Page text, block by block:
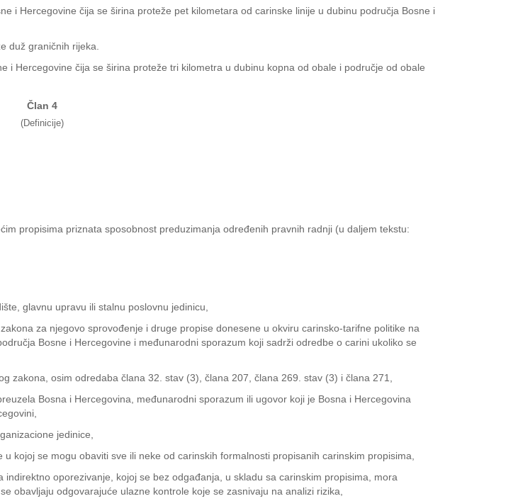
i Hercegovine čija se širina proteže pet kilometara od carinske linije u dubinu područja Bosne i
duž graničnih rijeka.
i Hercegovine čija se širina proteže tri kilometra u dubinu kopna od obale i područje od obale
Član 4
(Definicije)
propisima priznata sposobnost preduzimanja određenih pravnih radnji (u daljem tekstu:
glavnu upravu ili stalnu poslovnu jedinicu,
za njegovo sprovođenje i druge propise donesene u okviru carinsko-tarifne politike na
Bosne i Hercegovine i međunarodni sporazum koji sadrži odredbe o carini ukoliko se
osim odredaba člana 32. stav (3), člana 207, člana 269. stav (3) i člana 271,
Bosna i Hercegovina, međunarodni sporazum ili ugovor koji je Bosna i Hercegovina
jedinice,
kojoj se mogu obaviti sve ili neke od carinskih formalnosti propisanih carinskim propisima,
oporezivanje, kojoj se bez odgađanja, u skladu sa carinskim propisima, mora
obavljaju odgovarajuće ulazne kontrole koje se zasnivaju na analizi rizika,